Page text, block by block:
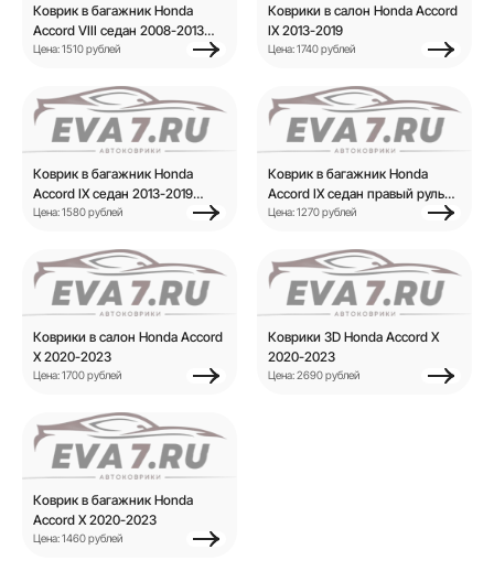
Коврик в багажник Honda
Accord VIII седан 2008-2013
седан
Цена: 1510 рублей
Коврики в салон Honda Accord
IX 2013-2019
Цена: 1740 рублей
Коврик в багажник Honda
Accord IX седан 2013-2019
седан
Цена: 1580 рублей
Коврик в багажник Honda
Accord IX седан правый руль
2013-2019 седан
Цена: 1270 рублей
Коврики в салон Honda Accord
X 2020-2023
Цена: 1700 рублей
Коврики 3D Honda Accord X
2020-2023
Цена: 2690 рублей
Коврик в багажник Honda
Accord X 2020-2023
Цена: 1460 рублей